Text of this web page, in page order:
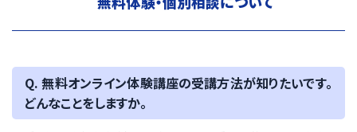
Q. 無料オンライン体験講座の受講方法が知りたいです。
どんなことをしますか。